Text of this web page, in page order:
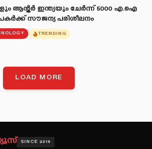
ആന്റ്ലർ ഇന്ത്യയും ചേർന്ന് 5000 എ.ഐ
സൗജന്യ പരിശീലനം
TRENDING
LOAD MORE
ന്യൂസ് SINCE 2019